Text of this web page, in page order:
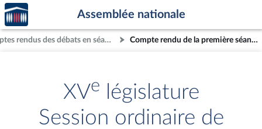
Aller au contenu
Aller en bas de la page
Accèder
à la
page
d'accueil
Assemblée nationale
Comptes rendus des débats en séance Compte rendu de la première séance du vendredi 26 novembre 2021
XVe
législature
Session ordinaire de